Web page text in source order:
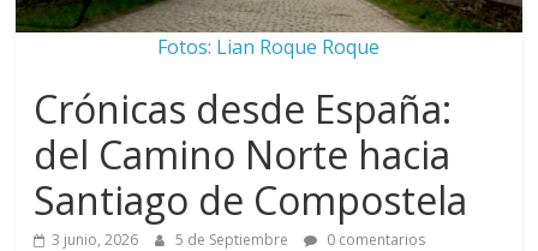
Fotos: Lian Roque Roque
Crónicas desde España:
del Camino Norte hacia
Santiago de Compostela
3 junio, 2026 5 de Septiembre 0 comentarios